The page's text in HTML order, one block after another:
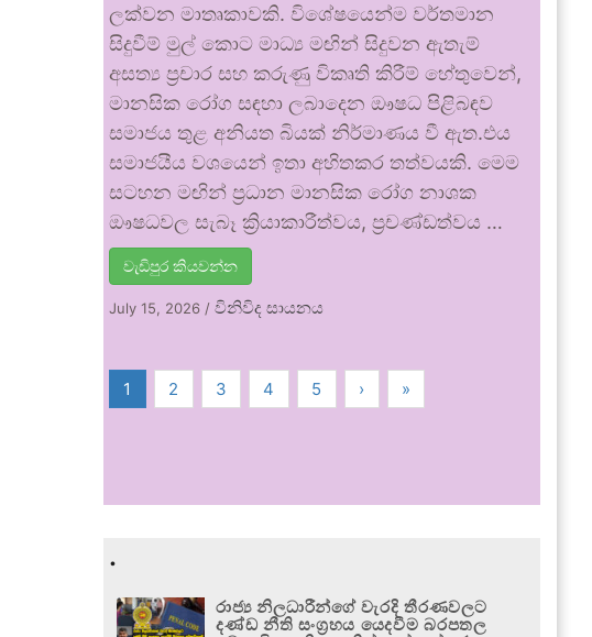
ලක්වන මාතෘකාවකි. විශේෂයෙන්ම වර්තමාන
සිදුවීම් මුල් කොට මාධ්‍ය මඟින් සිදුවන ඇතැම්
අසත්‍ය ප්‍රචාර සහ කරුණු විකෘති කිරීම් හේතුවෙන්,
මානසික රෝග සඳහා ලබාදෙන ඖෂධ පිළිබඳව
සමාජය තුළ අනියත බියක් නිර්මාණය වී ඇත.එය
සමාජයීය වශයෙන් ඉතා අහිතකර තත්වයකි. මෙම
සටහන මඟින් ප්‍රධාන මානසික රෝග නාශක
ඖෂධවල සැබෑ ක්‍රියාකාරීත්වය, ප්‍රචණ්ඩත්වය …
වැඩිපුර කියවන්න
July 15, 2026 /විනිවිද සායනය
1 2 3 4 5 › »
.
රාජ්‍ය නිලධාරීන්ගේ වැරදි තීරණවලට
දණ්ඩ නීති සංග්‍රහය යෙදවීම බරපතල